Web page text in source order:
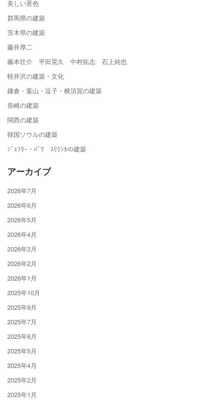
美しい景色
群馬県の建築
茨木県の建築
藤井厚二
藤本壮介 平田晃久 中村拓志 石上純也
軽井沢の建築・文化
鎌倉・葉山・逗子・横須賀の建築
長崎の建築
関西の建築
韓国ソウルの建築
ｼﾞｪﾌﾘｰ・ﾊﾞﾜ ｽﾘﾗﾝｶの建築
アーカイブ
2026年7月
2026年6月
2026年5月
2026年4月
2026年3月
2026年2月
2026年1月
2025年10月
2025年9月
2025年7月
2025年6月
2025年5月
2025年4月
2025年2月
2025年1月